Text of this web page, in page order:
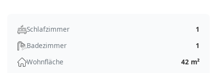
Schlafzimmer
1
Badezimmer
1
Wohnfläche
42 m²